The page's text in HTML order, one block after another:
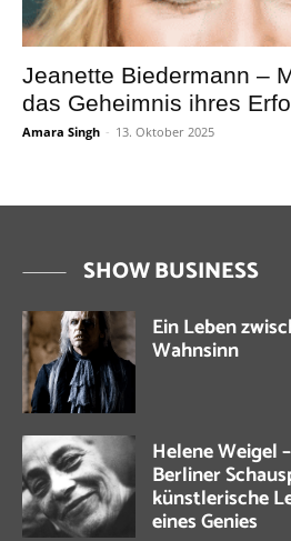
Jeanette Biedermann –
das Geheimnis ihres
Amara Singh - 13. Oktober 2025
SHOW BUSINESS
Ein Leben
Wahnsinn
Helene Weigel
Berliner
künstlerische
eines Genies